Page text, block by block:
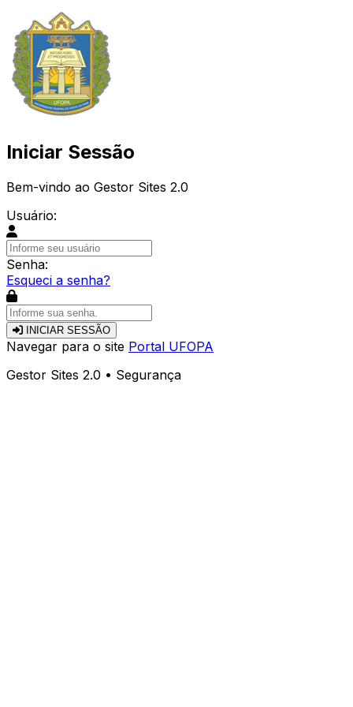
Iniciar Sessão
Bem-vindo ao Gestor Sites 2.0
Usuário:
Senha:
Esqueci a senha?
INICIAR SESSÃO
Navegar para o site Portal UFOPA
Gestor Sites 2.0 • Segurança